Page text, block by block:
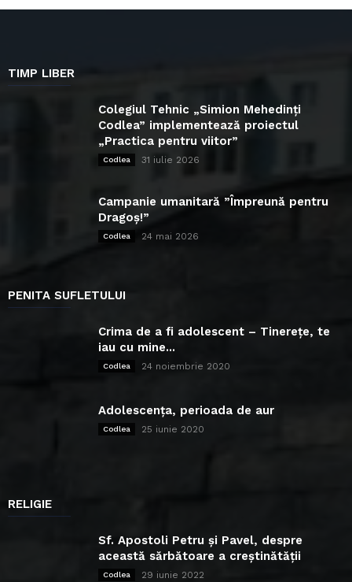
TIMP LIBER
Colegiul Tehnic „Simion Mehedinți
Codlea” implementează proiectul
„Practica pentru viitor”
Codlea 31 iulie 2026
Campanie umanitară ”Împreună pentru
Dragoș!”
Codlea 24 mai 2026
PENITA SUFLETULUI
Crima de a fi adolescent – Tinerețe, te
iau cu mine...
Codlea 24 noiembrie 2020
Adolescența, perioada de aur
Codlea 25 iunie 2020
RELIGIE
Sf. Apostoli Petru și Pavel, despre
această sărbătoare a creștinătății
Codlea 29 iunie 2022